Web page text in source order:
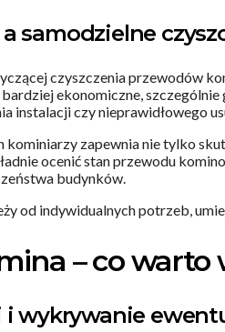
samodzielne
czyszczenia przewodów
ekonomiczne,
instalacji czy nieprawidłowego
kominiarzy zapewnia nie tylko
ocenić stan przewodu
budynków.
od indywidualnych potrzeb,
– co warto
wykrywanie